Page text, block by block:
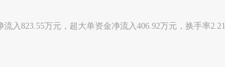
823.55万元，超大单资金净流入406.92万元，换手率